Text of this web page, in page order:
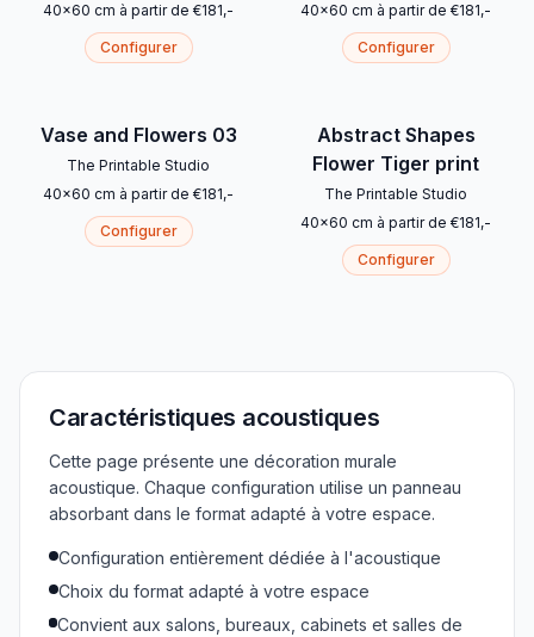
40x60 cm à partir de €181,-
Configurer
40x60 cm à partir de €181,-
Configurer
Vase and Flowers 03
The Printable Studio
40x60 cm à partir de €181,-
Configurer
Abstract Shapes
Flower Tiger print
The Printable Studio
40x60 cm à partir de €181,-
Configurer
Caractéristiques acoustiques
Cette page présente une décoration murale
acoustique. Chaque configuration utilise un panneau
absorbant dans le format adapté à votre espace.
Configuration entièrement dédiée à l'acoustique
Choix du format adapté à votre espace
Convient aux salons, bureaux, cabinets et salles de